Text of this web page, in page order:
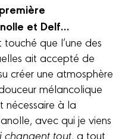
et Delf…
touché que l’une des
ait accepté de
créer une atmosphère
mélancolique
nécessaire à la
avec qui je viens
changent tout, a tout